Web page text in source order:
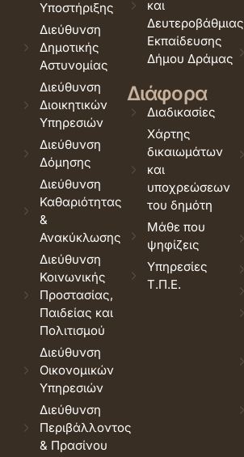
Υποστήριξης
Διεύθυνση
Δημοτικής
Αστυνομίας
Διεύθυνση
Διοικητικών
Υπηρεσιών
Διεύθυνση
Δόμησης
Διεύθυνση
Καθαριότητας
&
Ανακύκλωσης
Διεύθυνση
Κοινωνικής
Προστασίας,
Παιδείας και
Πολιτισμού
Διεύθυνση
Οικονομικών
Υπηρεσιών
Διεύθυνση
Περιβάλλοντος
& Πρασίνου
και
Δευτεροβάθμιας
Εκπαίδευσης
Δήμου Δράμας
Διάφορα
Διαδικασίες
Χάρτης
δικαιωμάτων
και
υποχρεώσεων
του δημότη
Μάθε που
ψηφίζεις
Υπηρεσίες
Τ.Π.Ε.